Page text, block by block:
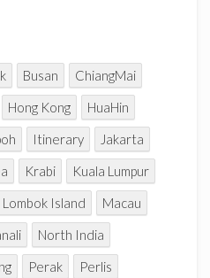
Busan
ChiangMai
Hong Kong
HuaHin
Itinerary
Jakarta
Krabi
Kuala Lumpur
Lombok Island
Macau
North India
Perak
Perlis